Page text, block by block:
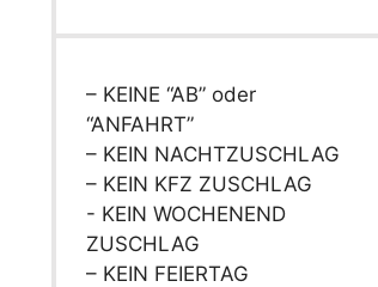
– KEINE “AB” oder
“ANFAHRT”
– KEIN NACHTZUSCHLAG
– KEIN KFZ ZUSCHLAG
- KEIN WOCHENEND
ZUSCHLAG
– KEIN FEIERTAG